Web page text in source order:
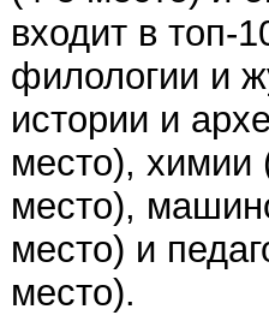
входит в топ-
филологии и
истории и
место), химии
место),
место) и
место).